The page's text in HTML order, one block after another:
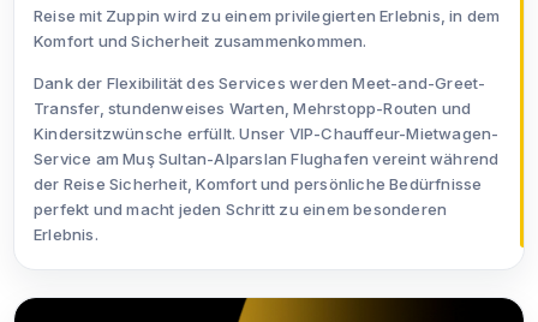
Reise mit Zuppin wird zu einem privilegierten Erlebnis, in dem
Komfort und Sicherheit zusammenkommen.
Dank der Flexibilität des Services werden Meet-and-Greet-
Transfer, stundenweises Warten, Mehrstopp-Routen und
Kindersitzwünsche erfüllt. Unser VIP-Chauffeur-Mietwagen-
Service am Muş Sultan-Alparslan Flughafen vereint während
der Reise Sicherheit, Komfort und persönliche Bedürfnisse
perfekt und macht jeden Schritt zu einem besonderen
Erlebnis.